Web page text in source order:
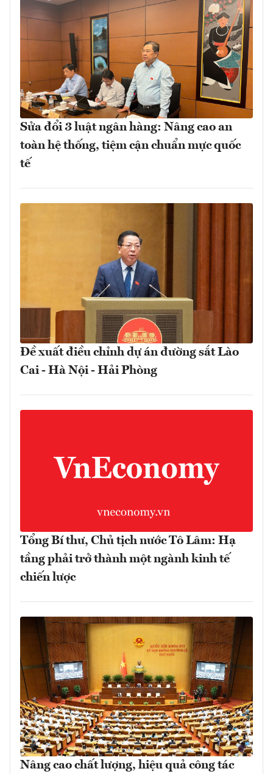
Sửa đổi 3 luật ngân hàng: Nâng cao an
toàn hệ thống, tiệm cận chuẩn mực quốc
tế
Đề xuất điều chỉnh dự án đường sắt Lào
Cai - Hà Nội - Hải Phòng
Tổng Bí thư, Chủ tịch nước Tô Lâm: Hạ
tầng phải trở thành một ngành kinh tế
chiến lược
Nâng cao chất lượng, hiệu quả công tác